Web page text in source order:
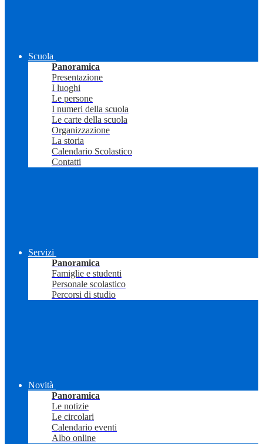
Scuola
Panoramica
Presentazione
I luoghi
Le persone
I numeri della scuola
Le carte della scuola
Organizzazione
La storia
Calendario Scolastico
Contatti
Servizi
Panoramica
Famiglie e studenti
Personale scolastico
Percorsi di studio
Novità
Panoramica
Le notizie
Le circolari
Calendario eventi
Albo online